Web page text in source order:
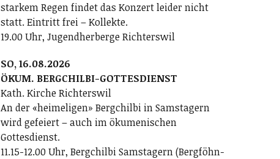
starkem Regen findet das Konzert leider nicht
statt. Eintritt frei – Kollekte.
19.00 Uhr, Jugendherberge Richterswil
SO, 16.08.2026
ÖKUM. BERGCHILBI-GOTTESDIENST
Kath. Kirche Richterswil
An der «heimeligen» Bergchilbi in Samstagern
wird gefeiert – auch im ökumenischen
Gottesdienst.
11.15-12.00 Uhr, Bergchilbi Samstagern (Bergföhn-